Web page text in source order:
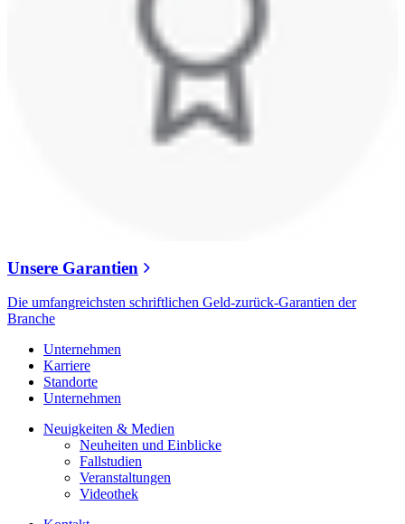
Unsere Garantien
Die umfangreichsten schriftlichen Geld-zurück-Garantien der
Branche
Unternehmen
Karriere
Standorte
Unternehmen
Neuigkeiten & Medien
Neuheiten und Einblicke
Fallstudien
Veranstaltungen
Videothek